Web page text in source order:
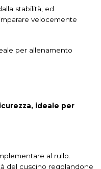
stabilità, ed
velocemente
per allenamento
ideale per
al rullo.
del cuscino regolandone